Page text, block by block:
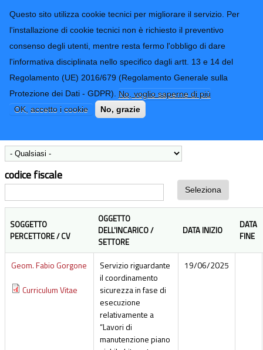
Questo sito utilizza cookie tecnici per migliorare il servizio. Per
l'installazione di cookie tecnici non è richiesto il preventivo
consenso degli utenti, mentre resta fermo l'obbligo di dare
l'informativa disciplinata nello specifico dagli artt. 13 e 14 del
Regolamento (UE) 2016/679 (Regolamento Generale sulla
Protezione dei Dati - GDPR). No, voglio saperne di più
OK, accetto i cookie
No, grazie
Provincia di
Imperia
CONTATTI-URP
TRASPARENZA
Form di ricerca
Incarichi professionali conferiti
Settore
codice fiscale
SOGGETTO
PERCETTORE / CV
OGGETTO
DELL'INCARICO /
SETTORE
DATA INIZIO
DATA
FINE
Geom. Fabio Gorgone
Curriculum Vitae
Servizio riguardante
il coordinamento
sicurezza in fase di
esecuzione
relativamente a
“Lavori di
manutenzione piano
19/06/2025